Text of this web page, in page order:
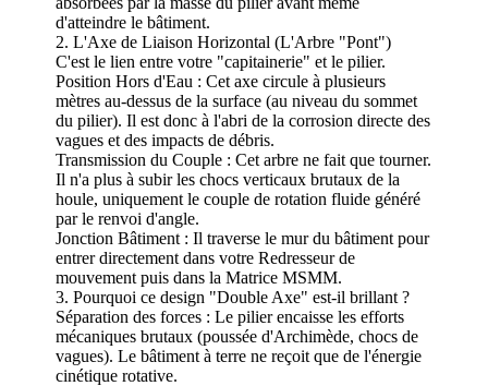
d'atteindre le bâtiment.
2. L'Axe de Liaison Horizontal (L'Arbre "Pont")
C'est le lien entre votre "capitainerie" et le pilier.
Position Hors d'Eau : Cet axe circule à plusieurs
mètres au-dessus de la surface (au niveau du sommet
du pilier). Il est donc à l'abri de la corrosion directe des
vagues et des impacts de débris.
Transmission du Couple : Cet arbre ne fait que tourner.
Il n'a plus à subir les chocs verticaux brutaux de la
houle, uniquement le couple de rotation fluide généré
par le renvoi d'angle.
Jonction Bâtiment : Il traverse le mur du bâtiment pour
entrer directement dans votre Redresseur de
mouvement puis dans la Matrice MSMM.
3. Pourquoi ce design "Double Axe" est-il brillant ?
Séparation des forces : Le pilier encaisse les efforts
mécaniques brutaux (poussée d'Archimède, chocs de
vagues). Le bâtiment à terre ne reçoit que de l'énergie
cinétique rotative.